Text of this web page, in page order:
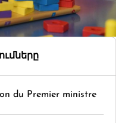
du Premier ministre